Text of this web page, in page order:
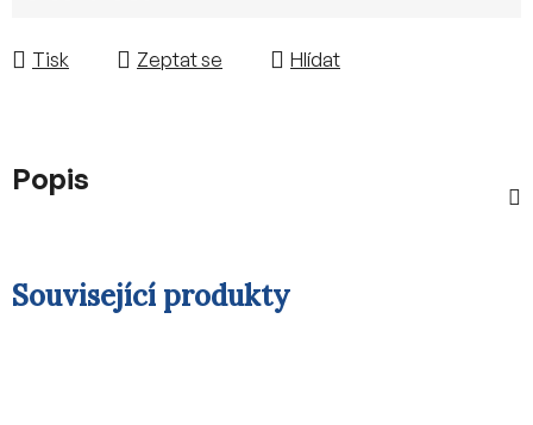
Tisk
Zeptat se Hlídat
Popis
Související produkty